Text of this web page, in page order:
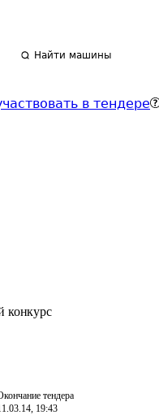
Найти машины
в тендере
конкурс
тендера
19:43